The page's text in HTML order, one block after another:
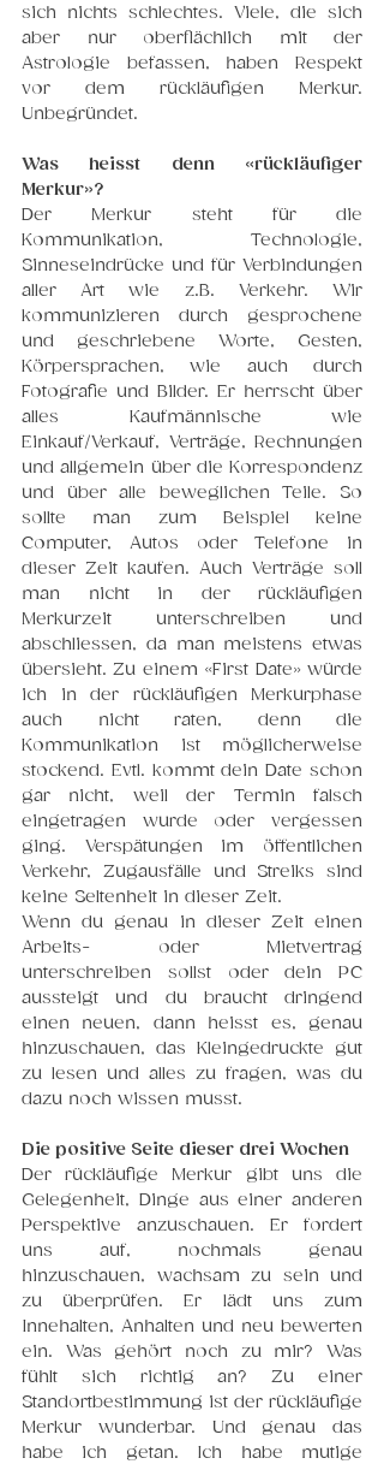
sich nichts schlechtes. Viele, die sich
aber nur oberflächlich mit der
Astrologie befassen, haben Respekt
vor dem rückläufigen Merkur.
Unbegründet.
Was heisst denn «rückläufiger
Merkur»?
Der Merkur steht für die
Kommunikation, Technologie,
Sinneseindrücke und für Verbindungen
aller Art wie z.B. Verkehr. Wir
kommunizieren durch gesprochene
und geschriebene Worte, Gesten,
Körpersprachen, wie auch durch
Fotografie und Bilder. Er herrscht über
alles Kaufmännische wie
Einkauf/Verkauf, Verträge, Rechnungen
und allgemein über die Korrespondenz
und über alle beweglichen Teile. So
sollte man zum Beispiel keine
Computer, Autos oder Telefone in
dieser Zeit kaufen. Auch Verträge soll
man nicht in der rückläufigen
Merkurzeit unterschreiben und
abschliessen, da man meistens etwas
übersieht. Zu einem «First Date» würde
ich in der rückläufigen Merkurphase
auch nicht raten, denn die
Kommunikation ist möglicherweise
stockend. Evtl. kommt dein Date schon
gar nicht, weil der Termin falsch
eingetragen wurde oder vergessen
ging. Verspätungen im öffentlichen
Verkehr, Zugausfälle und Streiks sind
keine Seltenheit in dieser Zeit.
Wenn du genau in dieser Zeit einen
Arbeits- oder Mietvertrag
unterschreiben sollst oder dein PC
aussteigt und du braucht dringend
einen neuen, dann heisst es, genau
hinzuschauen, das Kleingedruckte gut
zu lesen und alles zu fragen, was du
dazu noch wissen musst.
Die positive Seite dieser drei Wochen
Der rückläufige Merkur gibt uns die
Gelegenheit, Dinge aus einer anderen
Perspektive anzuschauen. Er fordert
uns auf, nochmals genau
hinzuschauen, wachsam zu sein und
zu überprüfen. Er lädt uns zum
Innehalten, Anhalten und neu bewerten
ein. Was gehört noch zu mir? Was
fühlt sich richtig an? Zu einer
Standortbestimmung ist der rückläufige
Merkur wunderbar. Und genau das
habe ich getan. Ich habe mutige